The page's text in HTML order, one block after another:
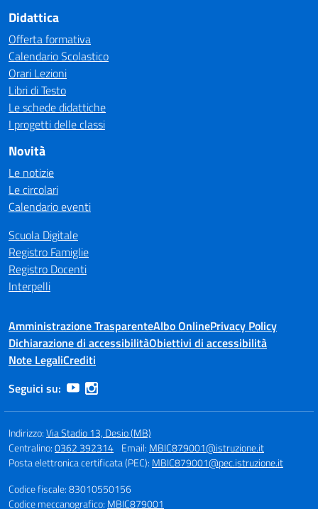
Didattica
Offerta formativa
Calendario Scolastico
Orari Lezioni
Libri di Testo
Le schede didattiche
I progetti delle classi
Novità
Le notizie
Le circolari
Calendario eventi
Scuola Digitale
Registro Famiglie
Registro Docenti
Interpelli
Amministrazione TrasparenteAlbo OnlinePrivacy Policy
Dichiarazione di accessibilitàObiettivi di accessibilità
Note LegaliCrediti
Seguici su:
Indirizzo:Via Stadio 13, Desio (MB)
Centralino:0362 392314 Email: MBIC879001@istruzione.it
Posta elettronica certificata (PEC): MBIC879001@pec.istruzione.it
Codice fiscale: 83010550156
Codice meccanografico: MBIC879001